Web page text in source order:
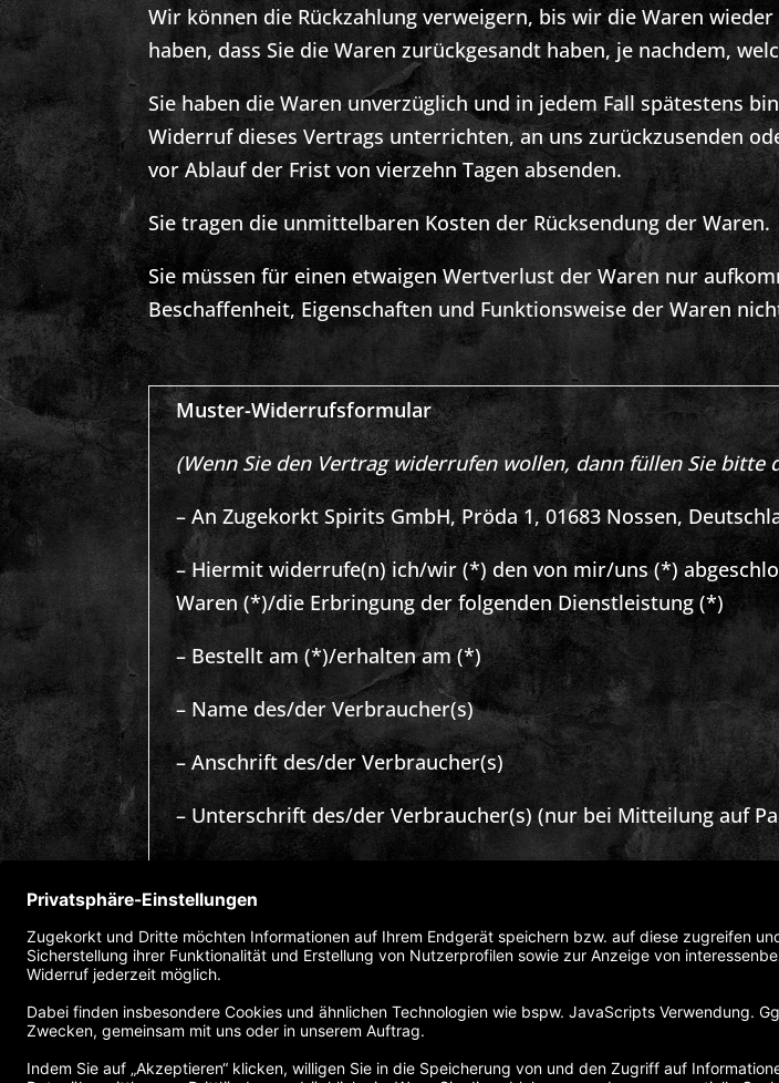
Wir können die Rückzahlung verweigern, bis wir die Waren
haben, dass Sie die Waren zurückgesandt haben, je nachdem,
Sie haben die Waren unverzüglich und in jedem Fall spätestens
Widerruf dieses Vertrags unterrichten, an uns zurückzusenden
vor Ablauf der Frist von vierzehn Tagen absenden.
Sie tragen die unmittelbaren Kosten der Rücksendung der Waren.
Sie müssen für einen etwaigen Wertverlust der Waren nur
Beschaffenheit, Eigenschaften und Funktionsweise der Waren
Muster-Widerrufsformular
(Wenn Sie den Vertrag widerrufen wollen, dann füllen Sie bitte
– An Zugekorkt Spirits GmbH, Pröda 1, 01683 Nossen,
– Hiermit widerrufe(n) ich/wir (*) den von mir/uns (*)
Waren (*)/die Erbringung der folgenden Dienstleistung (*)
– Bestellt am (*)/erhalten am (*)
– Name des/der Verbraucher(s)
– Anschrift des/der Verbraucher(s)
– Unterschrift des/der Verbraucher(s) (nur bei Mitteilung auf
– Datum